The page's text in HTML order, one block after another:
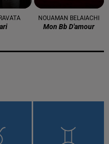
NOUAMAN BELAIACHI
Mon Bb D'amour